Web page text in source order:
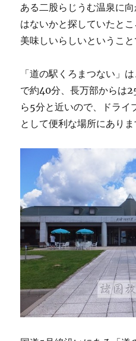
ある二股らじうむ温泉に
はないかと探していたと
美味しいらしいということ
「道の駅くろまつない」
で約40分、長万部からは
ら5分と近いので、ドライ
として便利な場所にありま